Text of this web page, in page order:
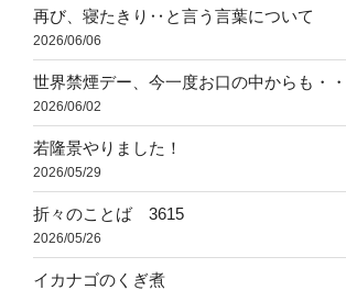
再び、寝たきり‥と言う言葉について
2026/06/06
世界禁煙デー、今一度お口の中からも・・
2026/06/02
若隆景やりました！
2026/05/29
折々のことば 3615
2026/05/26
イカナゴのくぎ煮